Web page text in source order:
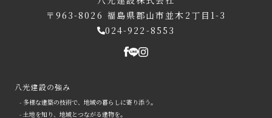
〒963-8026 福島県郡山市並木2丁目1-3
024-922-8553
八光建設の強み
- 多様な建築の技術で、地域の暮らしに寄り添う。
- 土地を知り、地域とつながる建物を。